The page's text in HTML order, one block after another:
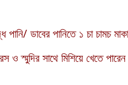
ডাবের পানিতে ১ চা চামচ
ও স্মুদির সাথে মিশিয়ে খেতে